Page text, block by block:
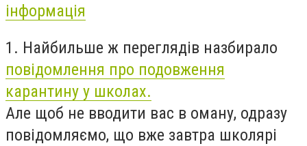
інформація
1. Найбильше ж переглядів назбирало
повідомлення про подовження
карантину у школах.
Але щоб не вводити вас в оману, одразу
повідомляємо, що вже завтра школярі